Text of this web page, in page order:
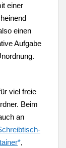
einer
einen
Aufgabe
viel freie
Beim
an
*,